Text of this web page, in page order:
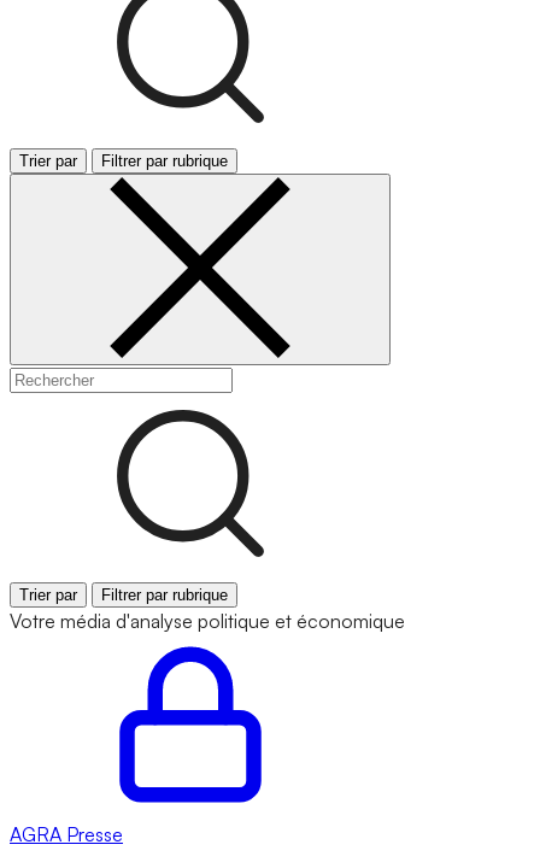
Trier par Filtrer par rubrique
Trier par Filtrer par rubrique
Votre média d'analyse politique et économique
AGRA Presse